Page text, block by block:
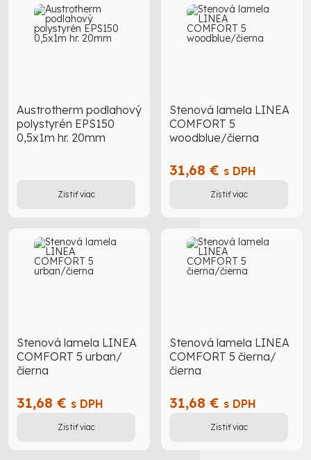
Austrotherm podlahový
polystyrén EPS150
0,5x1m hr. 20mm
Zistiť viac
Stenová lamela LINEA
COMFORT 5
woodblue/čierna
31,68 € s DPH
Zistiť viac
Stenová lamela LINEA
COMFORT 5 urban/
čierna
31,68 € s DPH
Zistiť viac
Stenová lamela LINEA
COMFORT 5 čierna/
čierna
31,68 € s DPH
Zistiť viac